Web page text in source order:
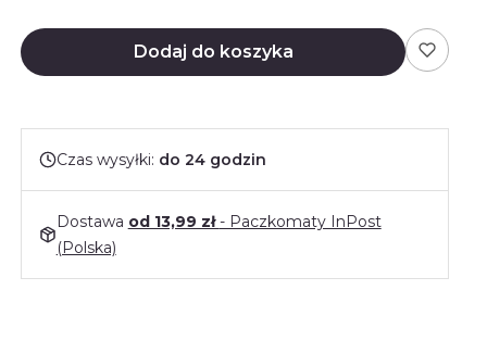
Dodaj do koszyka
Czas wysyłki: do 24 godzin
Dostawa od 13,99 zł- Paczkomaty InPost
(Polska)